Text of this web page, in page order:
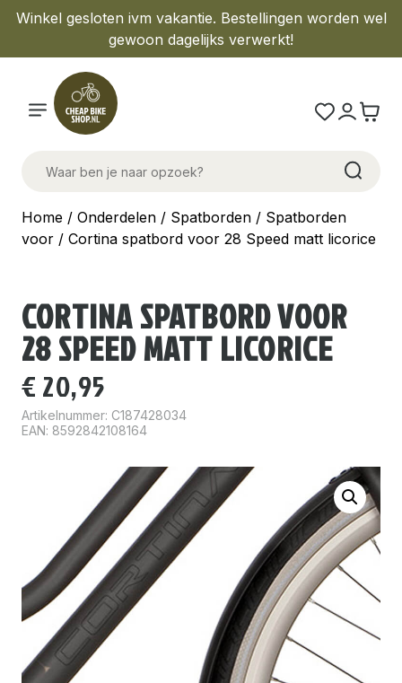
Winkel gesloten ivm vakantie. Bestellingen worden wel
gewoon dagelijks verwerkt!
Home / Onderdelen / Spatborden / Spatborden
voor / Cortina spatbord voor 28 Speed matt licorice
CORTINA SPATBORD VOOR
28 SPEED MATT LICORICE
€ 20,95
Artikelnummer: C187428034
EAN: 8592842108164